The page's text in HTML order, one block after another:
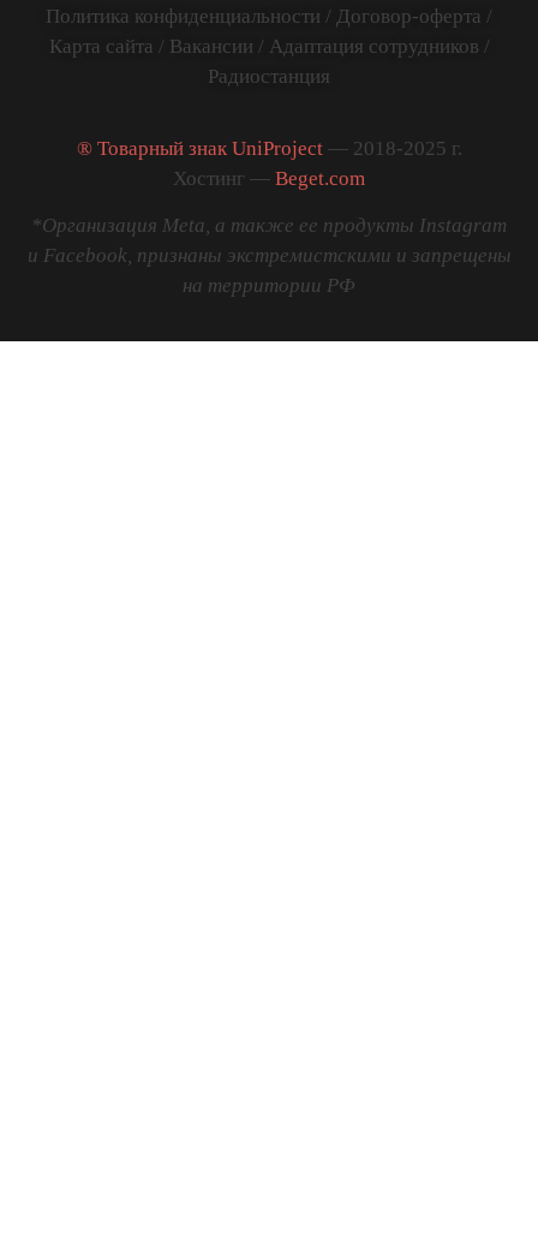
Политика конфиденциальности / Договор-оферта /
Карта сайта / Вакансии / Адаптация сотрудников /
Радиостанция
® Товарный знак UniProject— 2018-2025 г.
Хостинг — Beget.com
*Организация Meta, а также ее продукты Instagram
и Facebook, признаны экстремистскими и запрещены
на территории РФ